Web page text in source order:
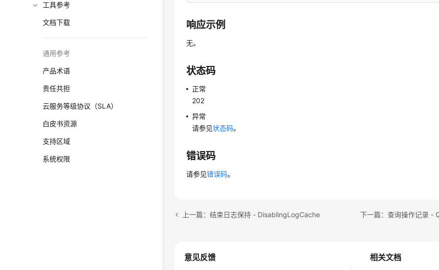
工具参考
文档下载
通用参考
产品术语
责任共担
云服务等级协议（SLA）
白皮书资源
支持区域
系统权限
响应示例
无。
状态码
正常
202
异常
请参见状态码。
错误码
请参见错误码。
上一篇：结束日志保持 - DisablingLogCache
相关文档
意见反馈